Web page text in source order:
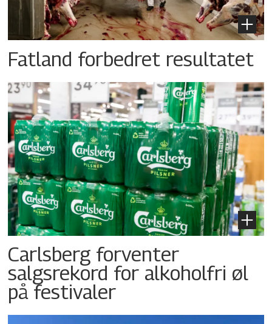
Fatland forbedret resultatet
Carlsberg forventer
salgsrekord for alkoholfri øl
på festivaler